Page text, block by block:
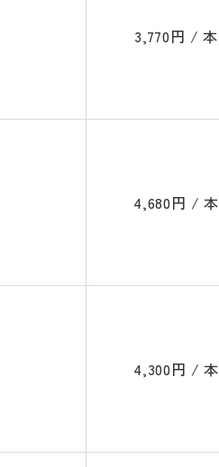
3,770円 / 本
4,680円 / 本
4,300円 / 本